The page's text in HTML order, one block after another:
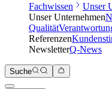
Fachwissen
Unser
Unser Unternehmen
Qualität
Referenzen
NewsletterQ-News
Suche